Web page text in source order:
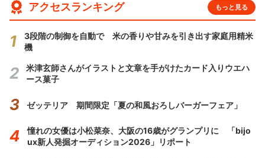
アクセスランキング もっと見る
3段階の制御を自動で 米の香りや甘みを引き出す家庭用精米
機
米津玄師さんがイラストと文章を手がけたカード入りウエハ
ース菓子
ゼッテリア 期間限定「夏の和風おろしバーガーフェア」
憧れの女優は小松菜奈、大阪の16歳がグランプリに 「bijo
ux新人発掘オーディション2026」リポート